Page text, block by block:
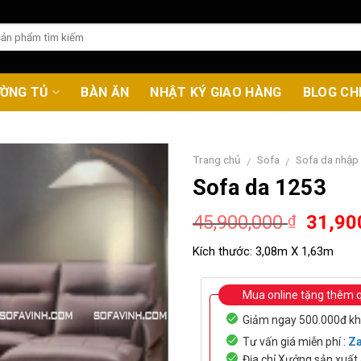
TỦ BÀN ĂN NHẬT KÝ GIAO HÀNG BLOG
Trang chủ / Sofa / Sofa da nhập
Sofa da 1253
45,900,000₫
price
was:
Kích thước: 3,08m X 1,63m
Mua online tặng thêm
Giảm ngay 500.000đ
Tư vấn giá miễn phí :